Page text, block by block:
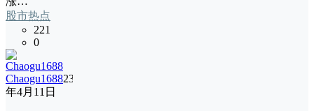
股市热点
221
0
Chaogu168823
年4月11日